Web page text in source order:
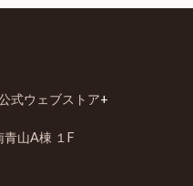
式ウェブストア+
山A棟 １F